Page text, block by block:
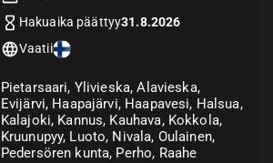
Hakuaika päättyy31.8.2026
Vaatii
Pietarsaari, Ylivieska, Alavieska,
Evijärvi, Haapajärvi, Haapavesi, Halsua,
Kalajoki, Kannus, Kauhava, Kokkola,
Kruunupyy, Luoto, Nivala, Oulainen,
Pedersören kunta, Perho, Raahe